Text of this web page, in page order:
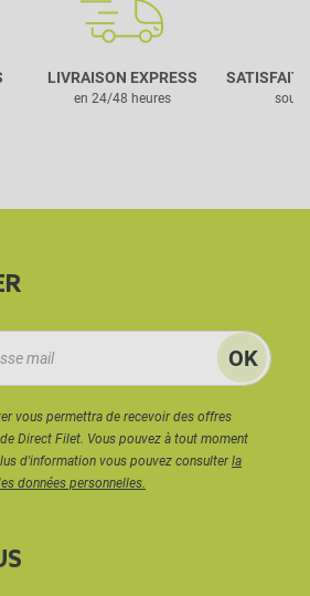
LIVRAISON EXPRESS
en 24/48 heures
SATISFAIT
sous
vous permettra de recevoir des offres
Direct Filet. Vous pouvez à tout moment
d'information vous pouvez consulterla
données personnelles.